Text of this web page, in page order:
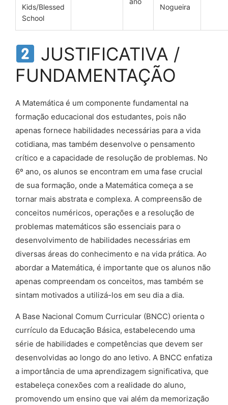
Kids/Blessed
School
Nogueira
JUSTIFICATIVA /
FUNDAMENTAÇÃO
A Matemática é um componente fundamental na
formação educacional dos estudantes, pois não
apenas fornece habilidades necessárias para a vida
cotidiana, mas também desenvolve o pensamento
crítico e a capacidade de resolução de problemas. No
6º ano, os alunos se encontram em uma fase crucial
de sua formação, onde a Matemática começa a se
tornar mais abstrata e complexa. A compreensão de
conceitos numéricos, operações e a resolução de
problemas matemáticos são essenciais para o
desenvolvimento de habilidades necessárias em
diversas áreas do conhecimento e na vida prática. Ao
abordar a Matemática, é importante que os alunos não
apenas compreendam os conceitos, mas também se
sintam motivados a utilizá-los em seu dia a dia.
A Base Nacional Comum Curricular (BNCC) orienta o
currículo da Educação Básica, estabelecendo uma
série de habilidades e competências que devem ser
desenvolvidas ao longo do ano letivo. A BNCC enfatiza
a importância de uma aprendizagem significativa, que
estabeleça conexões com a realidade do aluno,
promovendo um ensino que vai além da memorização